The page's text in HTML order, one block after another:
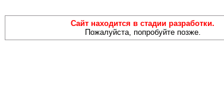
Сайт находится в стадии разработки.
Пожалуйста, попробуйте позже.